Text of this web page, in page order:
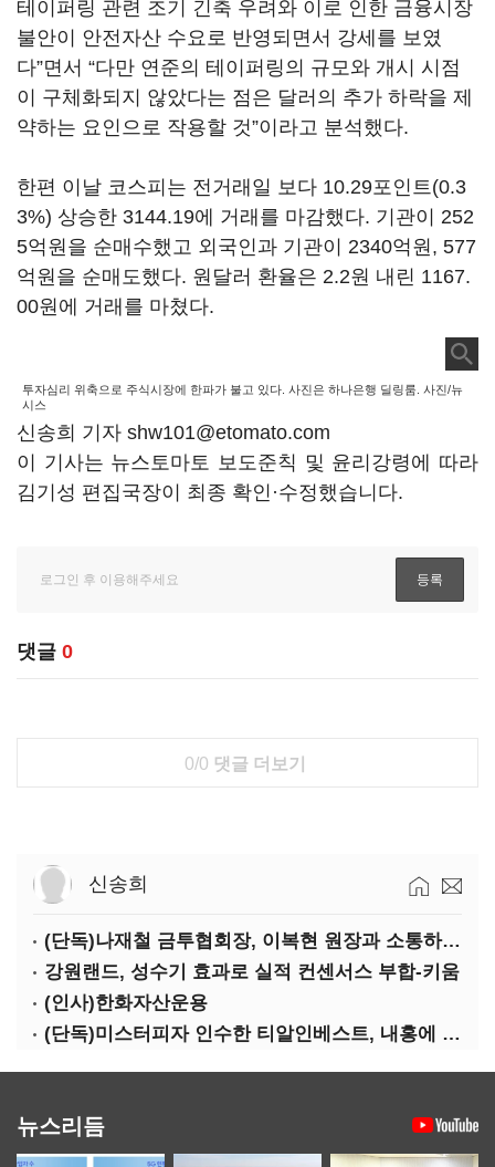
테이퍼링 관련 조기 긴축 우려와 이로 인한 금융시장
불안이 안전자산 수요로 반영되면서 강세를 보였
다”면서 “다만 연준의 테이퍼링의 규모와 개시 시점
이 구체화되지 않았다는 점은 달러의 추가 하락을 제
약하는 요인으로 작용할 것”이라고 분석했다.
한편 이날 코스피는 전거래일 보다 10.29포인트(0.3
3%) 상승한 3144.19에 거래를 마감했다. 기관이 252
5억원을 순매수했고 외국인과 기관이 2340억원, 577
억원을 순매도했다. 원달러 환율은 2.2원 내린 1167.
00원에 거래를 마쳤다.
투자심리 위축으로 주식시장에 한파가 불고 있다. 사진은 하나은행 딜링룸. 사진/뉴
시스
신송희 기자 shw101@etomato.com
이 기사는 뉴스토마토 보도준칙 및 윤리강령에 따라
김기성 편집국장이 최종 확인·수정했습니다.
댓글 0
0/0 댓글 더보기
신송희
(단독)나재철 금투협회장, 이복현 원장과 소통하는 사이?
강원랜드, 성수기 효과로 실적 컨센서스 부합-키움
(인사)한화자산운용
(단독)미스터피자 인수한 티알인베스트, 내홍에 무너진 멜파스 인수전 참여
뉴스리듬